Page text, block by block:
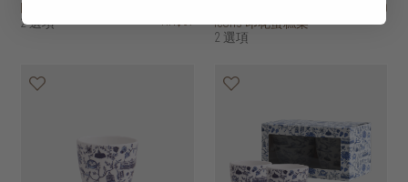
2 選項
icons 印花蛋糕架
2 選項
HK$680